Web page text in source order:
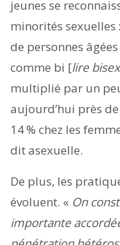
jeunes se
minorités sexuelles
de personnes
comme bi [lire
multiplié par un
aujourd’hui près
14 % chez les
dit asexuelle.
De plus, les
évoluent. « On
importante